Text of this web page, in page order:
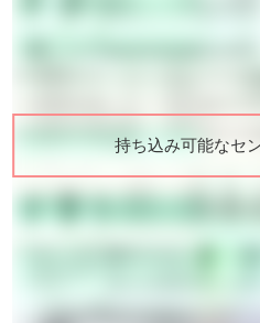
持ち込み可能なセ